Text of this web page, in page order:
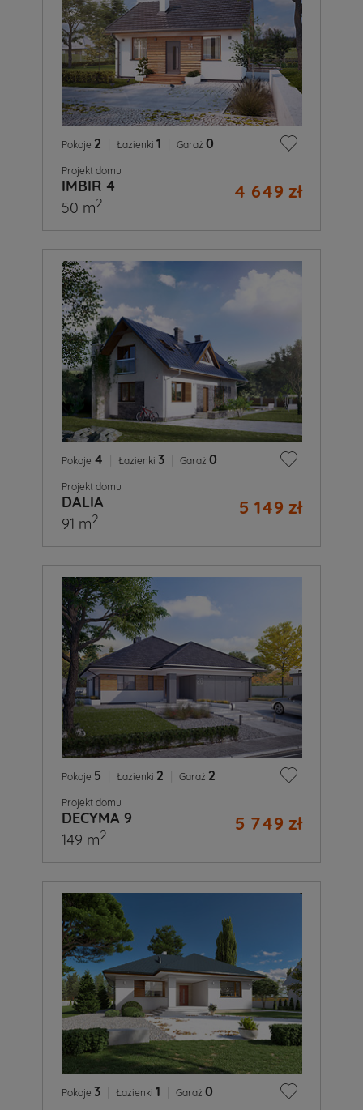
Pokoje 2 Łazienki 1 Garaż 0
Projekt domu
IMBIR 4 4 649 zł
50 m2
Pokoje 4 Łazienki 3 Garaż 0
Projekt domu
DALIA 5 149 zł
91 m2
Pokoje 5 Łazienki 2 Garaż 2
Projekt domu
DECYMA 9 5 749 zł
149 m2
Pokoje 3 Łazienki 1 Garaż 0